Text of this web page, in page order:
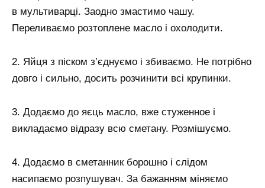
в мультиварці. Заодно змастимо чашу.
Переливаємо розтоплене масло і охолодити.
2. Яйця з піском з’єднуємо і збиваємо. Не потрібно
довго і сильно, досить розчинити всі крупинки.
3. Додаємо до яєць масло, вже стуженное і
викладаємо відразу всю сметану. Розмішуємо.
4. Додаємо в сметанник борошно і слідом
насипаємо розпушувач. За бажанням міняємо